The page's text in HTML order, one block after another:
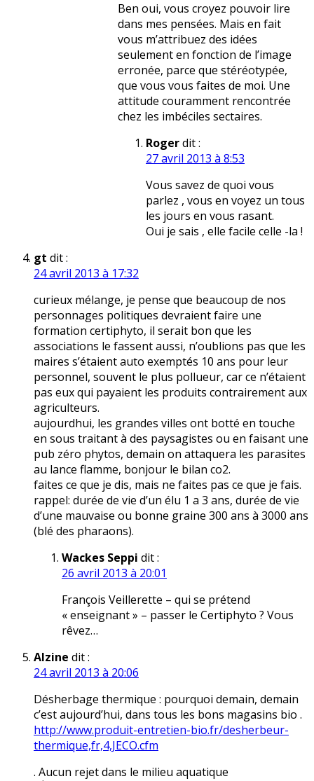
Ben oui, vous croyez pouvoir lire
dans mes pensées. Mais en fait
vous m’attribuez des idées
seulement en fonction de l’image
erronée, parce que stéréotypée,
que vous vous faites de moi. Une
attitude couramment rencontrée
chez les imbéciles sectaires.
Rogerdit :
27 avril 2013 à 8:53
Vous savez de quoi vous
parlez , vous en voyez un tous
les jours en vous rasant.
Oui je sais , elle facile celle -la !
gt dit :
24 avril 2013 à 17:32
curieux mélange, je pense que beaucoup de nos
personnages politiques devraient faire une
formation certiphyto, il serait bon que les
associations le fassent aussi, n’oublions pas que les
maires s’étaient auto exemptés 10 ans pour leur
personnel, souvent le plus pollueur, car ce n’étaient
pas eux qui payaient les produits contrairement aux
agriculteurs.
aujourdhui, les grandes villes ont botté en touche
en sous traitant à des paysagistes ou en faisant une
pub zéro phytos, demain on attaquera les parasites
au lance flamme, bonjour le bilan co2.
faites ce que je dis, mais ne faites pas ce que je fais.
rappel: durée de vie d’un élu 1 a 3 ans, durée de vie
d’une mauvaise ou bonne graine 300 ans à 3000 ans
(blé des pharaons).
Wackes Seppi dit :
26 avril 2013 à 20:01
François Veillerette – qui se prétend
« enseignant » – passer le Certiphyto ? Vous
rêvez…
Alzine dit :
24 avril 2013 à 20:06
Désherbage thermique : pourquoi demain, demain
c’est aujourd’hui, dans tous les bons magasins bio .
http://www.produit-entretien-bio.fr/desherbeur-
thermique,fr,4,JECO.cfm
. Aucun rejet dans le milieu aquatique